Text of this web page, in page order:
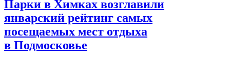
Парки в Химках возглавили
январский рейтинг самых
посещаемых мест отдыха
в Подмосковье